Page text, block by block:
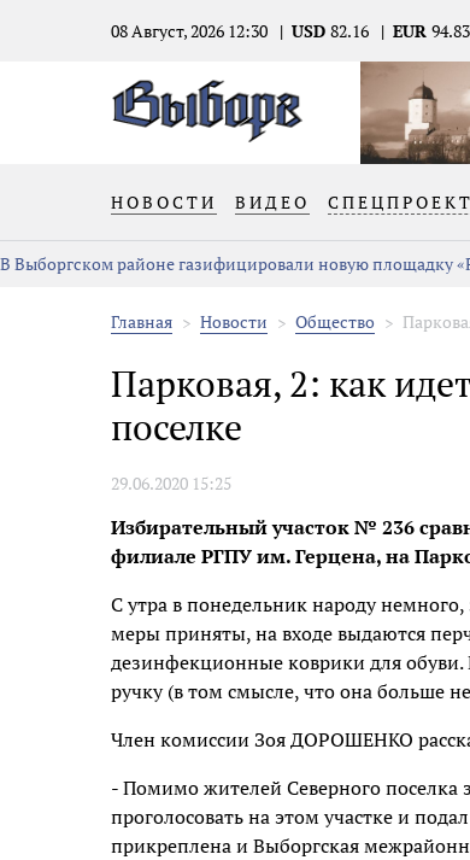
08 Август, 2026 12:30 USD 82.16 EUR 94.83
НОВОСТИ ВИДЕО
В Выборгском районе газифицировали новую площадку
Главная Новости Общество
Парковая, 2: как
поселке
29.06.2020 15:25
Избирательный участок № 236
филиале РГПУ им. Герцена, на
С утра в понедельник народу
меры приняты, на входе выдаются
дезинфекционные коврики для
ручку (в том смысле, что она больше
Член комиссии Зоя ДОРОШЕНКО
- Помимо жителей Северного поселка
проголосовать на этом участке и
прикреплена и Выборгская